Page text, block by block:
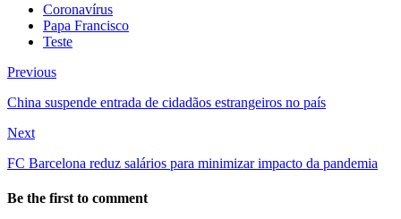
Coronavírus
Papa Francisco
Teste
Previous
China suspende entrada de cidadãos estrangeiros no país
Next
FC Barcelona reduz salários para minimizar impacto da pandemia
Be the first to comment